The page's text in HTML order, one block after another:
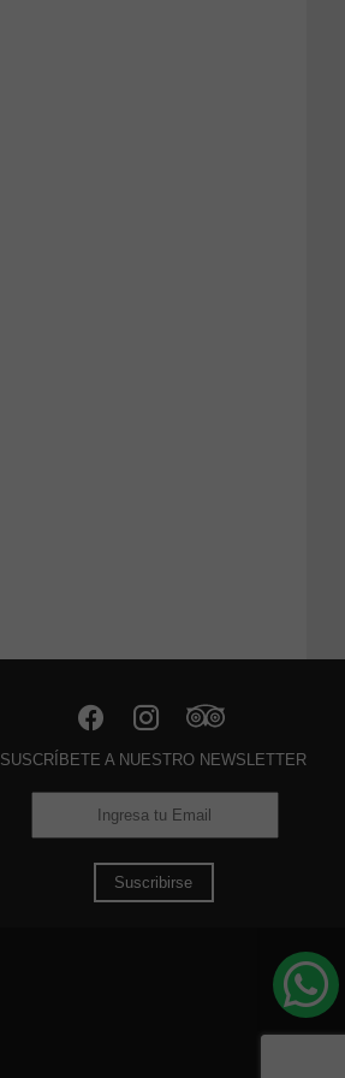
SUSCRÍBETE A NUESTRO NEWSLETTER
Suscribirse